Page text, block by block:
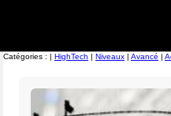
Catégories : | HighTech | Niveaux | Avancé |